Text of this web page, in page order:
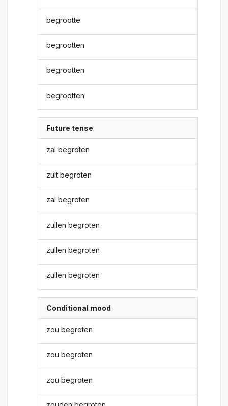
begrootte
begrootten
begrootten
begrootten
Future tense
zal begroten
zult begroten
zal begroten
zullen begroten
zullen begroten
zullen begroten
Conditional mood
zou begroten
zou begroten
zou begroten